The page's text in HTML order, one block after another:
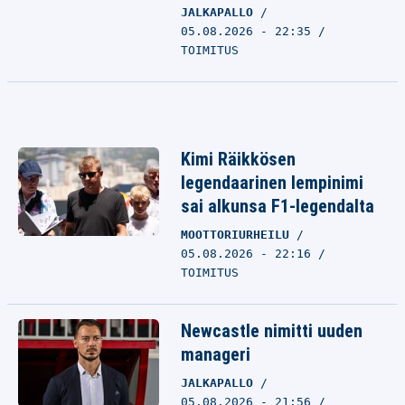
JALKAPALLO
05.08.2026 - 22:35
TOIMITUS
Kimi Räikkösen
legendaarinen lempinimi
sai alkunsa F1-legendalta
MOOTTORIURHEILU
05.08.2026 - 22:16
TOIMITUS
Newcastle nimitti uuden
manageri
JALKAPALLO
05.08.2026 - 21:56